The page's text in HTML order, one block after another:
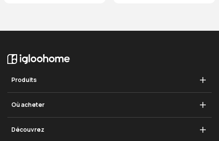
Produits
Verrouillage Go
Où acheter
Découvrez